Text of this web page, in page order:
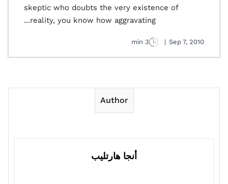
skeptic who doubts the very existence of
reality, you know how aggravating...
Sep 7, 2010
|
3 min
Author
أنجا هارتليب